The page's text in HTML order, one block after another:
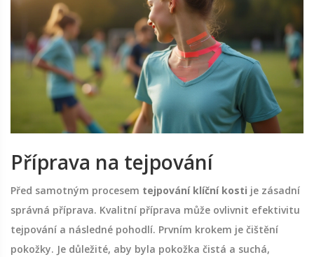
Příprava na tejpování
Před samotným procesem tejpování klíční kosti je zásadní
správná příprava. Kvalitní příprava může ovlivnit efektivitu
tejpování a následné pohodlí. Prvním krokem je čištění
pokožky. Je důležité, aby byla pokožka čistá a suchá,